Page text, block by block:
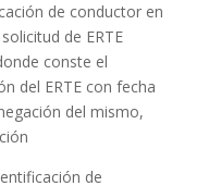
de conductor en
de ERTE
conste el
del ERTE con fecha
del mismo,
de